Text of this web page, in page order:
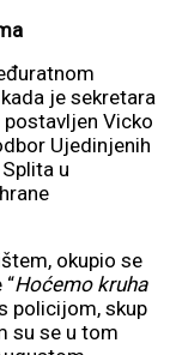
je sekretara
Vicko
Ujedinjenih
u
okupio se
Hoćemo kruha
policijom, skup
su se u tom